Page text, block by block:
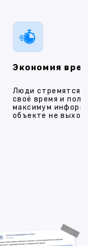
Экономия
Люди стремятся
своё время и
максимум
объекте не